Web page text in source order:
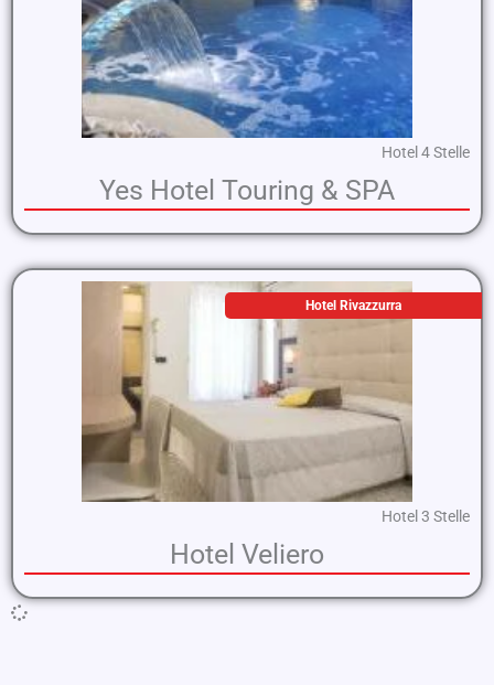
Hotel 4 Stelle
Yes Hotel Touring & SPA
Hotel Rivazzurra
Hotel 3 Stelle
Hotel Veliero